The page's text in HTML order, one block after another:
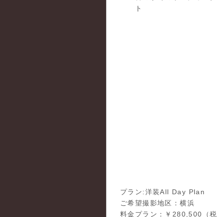
プラン:洋装All Day Plan
ご希望撮影地区：横浜
料金プラン：￥280,500（